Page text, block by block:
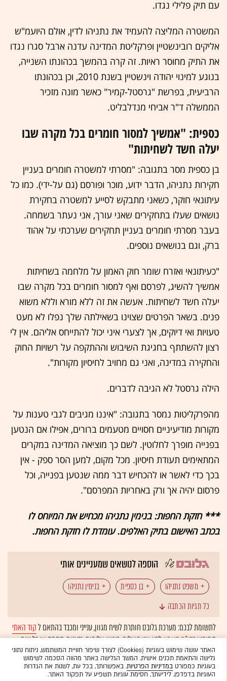
עם תיק פלילי נגדו.
המשטרה המליצה להעמיד את נתניהו לדין, אולם היועמ"ש
אליקים רובינשטיין ופרקליטת המדינה עדנה ארבל סגרו נגדו
את התיק מחוסר ראיות. זה קרה בהמשך בכהונתו השנייה,
בנוגע למינוי יהודה וינשטיין בשנת 2010, וכן בכהונתו
הרביעית, בפרשת "גרסטל-קמיר" כאשר מונה מזכיר
הממשלה ד"ר אביחי מנדלבליט.
כספית: "אמשיך למסור חומרים בכל מקרה שבו
יעלה חשד לשחיתות"
בן כספית מסר בתגובה: "מסרתי למשטרה חומרים בעניין
חקירות נתניהו, הדבר ידוע, מוכר ופורסם (גם על-ידי). כמו כל
עיתונאי חוקר, כשאני מתבקש לסייע למשטרה בחקירת
נושאים שעלו בתחקירים שאני עורך, אני נעתר בשמחה.
בעבר מסרתי חומרים בעניין תחקירים שערכתי על אהוד
ברק, וגם בנושאים נוספים.
"כעיתונאי ואזרח שומר חוק האמון על מלחמה בשחיתות
אמשיך להשיג, לפרסם ואף למסור חומרים בכל מקרה שבו
יעלה חשד לשחיתות. אעשה את זה ללא מורא וללא משוא
פנים. בשאר הפרטים שצוינו בשאילתה שלך נפלו לא מעט
טעויות ואי דיוקים, אך לצערי איני יכול להתייחס אליהם. אין לי
רצון להשתתף בחגיגת השיבוש וההתקפה על רשויות החוק
והחקירה במדינה, ואני גם מחויב לחיסיון מקורות".
הילה גרסטל לא הגיבה לדברים.
מהפרקליטות נמסר בתגובה: "איננו מגיבים לגבי טענות על
מקורות מודיעיניים חסויים מטעמים ברורים, אפילו אם הנטען
בפנייה מופרך לחלוטין. לשם כך מוציאה המדינה במקרים
המתאימים תעודת חיסיון. מכל מקום, למען הסר ספק - אין
בכך כדי לאשר או להכחיש דבר ממה שנטען בפנייה, וכל
פרסום יהיה אך ורק באחריות המפרסם".
*** חזקת החפות: בנימין נתניהו מכחיש את המיוחס לו
בכתב האישום בתיק האלפים. עומדת לו חזקת החפות.
הוספה לנושאים שמעניינים אותי
משפט נתניהו בן כספית בנימין נתניהו
כל תגיות הכתבה
לתשומת לבכם: מערכת גלובס חותרת לשיח מגוון, ענייני ומכבד בהתאם לקוד האתי
המופיעבדו"ח האמוןלפיו אנו פועלים. ביטויי אלימות, גזענות, הסתה או כל שיח
בלתי הולם אחר מסוננים בצורהאוטומטיתולא יפורסמו באתר.
האתר עושה שימוש בעוגיות (Cookies) לצורך שיפור חוויית המשתמש, ניתוח נתוני
גלישה והתאמת תכנים אישית. המשך הגלישה באתר מהווה הסכמה לשימוש
בעוגיות כמפורטבמדיניות הפרטיות. באפשרותך, בכל עת, לשנות את הגדרות
העוגיות בדפדפן. לידיעתך, חסימת עוגיות תשפיע על תפקוד האתר.